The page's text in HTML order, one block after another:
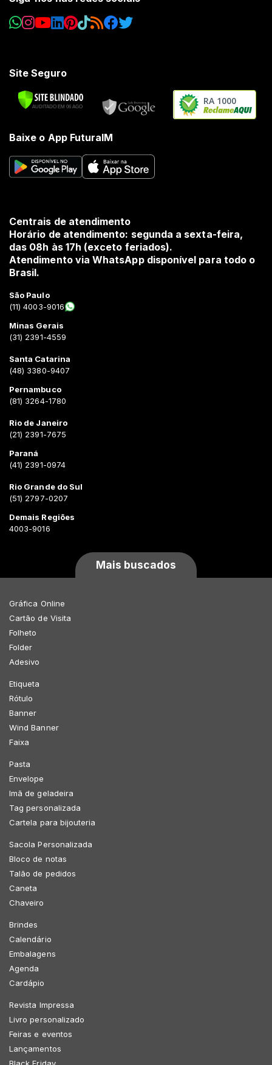
Site Seguro
RA 1000
Baixe o App FuturaIM
Centrais de atendimento
Horário de atendimento: segunda a sexta-feira,
das 08h às 17h (exceto feriados).
Atendimento via WhatsApp disponível para todo o
Brasil.
São Paulo
(11) 4003-9016
Minas Gerais
(31) 2391-4559
Santa Catarina
(48) 3380-9407
Pernambuco
(81) 3264-1780
Rio de Janeiro
(21) 2391-7675
Paraná
(41) 2391-0974
Rio Grande do Sul
(51) 2797-0207
Demais Regiões
4003-9016
Mais buscados
Gráfica Online
Cartão de Visita
Folheto
Folder
Adesivo
Etiqueta
Rótulo
Banner
Wind Banner
Faixa
Pasta
Envelope
Imã de geladeira
Tag personalizada
Cartela para bijouteria
Sacola Personalizada
Bloco de notas
Talão de pedidos
Caneta
Chaveiro
Brindes
Calendário
Embalagens
Agenda
Cardápio
Revista Impressa
Livro personalizado
Feiras e eventos
Lançamentos
Black Friday